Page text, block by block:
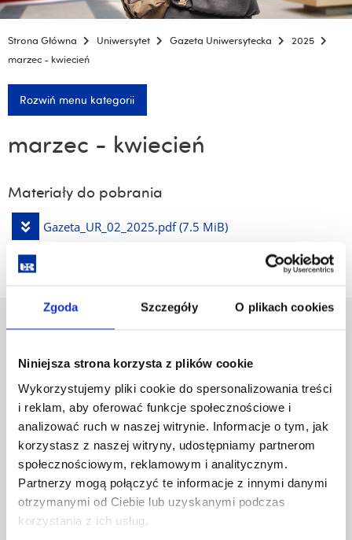
Zgoda Szczegóły O plikach cookies
Niniejsza strona korzysta z plików cookie
Wykorzystujemy pliki cookie do spersonalizowania treści
i reklam, aby oferować funkcje społecznościowe i
analizować ruch w naszej witrynie. Informacje o tym, jak
korzystasz z naszej witryny, udostępniamy partnerom
społecznościowym, reklamowym i analitycznym.
Partnerzy mogą połączyć te informacje z innymi danymi
otrzymanymi od Ciebie lub uzyskanymi podczas
korzystania z ich usług.
Strona Główna Uniwersytet Gazeta Uniwersytecka
2025
marzec - kwiecień
Rozwiń menu kategorii
marzec - kwiecień
Materiały do pobrania
Pobierz
Gazeta_UR_02_2025.pdf (7.5 MiB)
Uniwersytet Rzeszowski
35-959 Rzeszów
Pomiń
nawigację
przejdź
do
treści
Polityka prywatności
Mapa serwisu
Biblioteka
Wydawnictwo
Covid info
Studia podyplomowe
Praca na UR
Zamówienia publiczne